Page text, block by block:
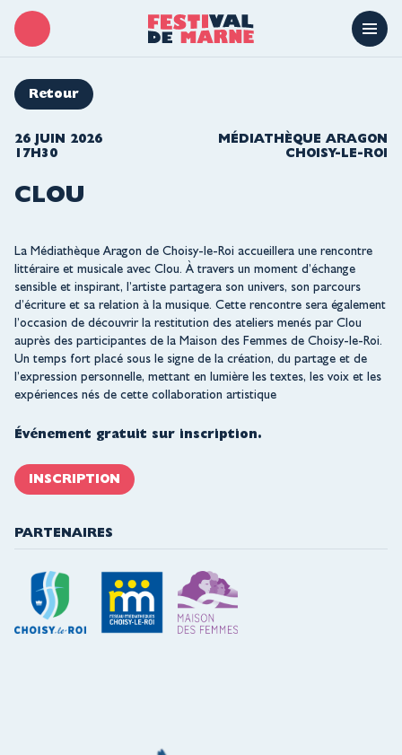
Retour
26 JUIN 2026
17H30
MÉDIATHÈQUE ARAGON
CHOISY-LE-ROI
CLOU
La Médiathèque Aragon de Choisy-le-Roi accueillera une rencontre
littéraire et musicale avec Clou. À travers un moment d’échange
sensible et inspirant, l’artiste partagera son univers, son parcours
d’écriture et sa relation à la musique. Cette rencontre sera également
l’occasion de découvrir la restitution des ateliers menés par Clou
auprès des participantes de la Maison des Femmes de Choisy-le-Roi.
Un temps fort placé sous le signe de la création, du partage et de
l’expression personnelle, mettant en lumière les textes, les voix et les
expériences nés de cette collaboration artistique
Événement gratuit sur inscription.
INSCRIPTION
PARTENAIRES